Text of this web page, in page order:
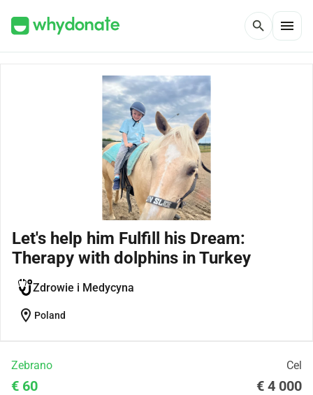
search menu
Let's help him Fulfill his Dream:
Therapy with dolphins in Turkey
Zdrowie i Medycyna
location_on Poland
Zebrano Cel
€ 60 € 4 000